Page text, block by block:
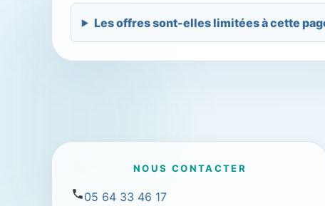
Les offres sont-elles limitées à cette
NOUS CONTACTER
05 64 33 46 17